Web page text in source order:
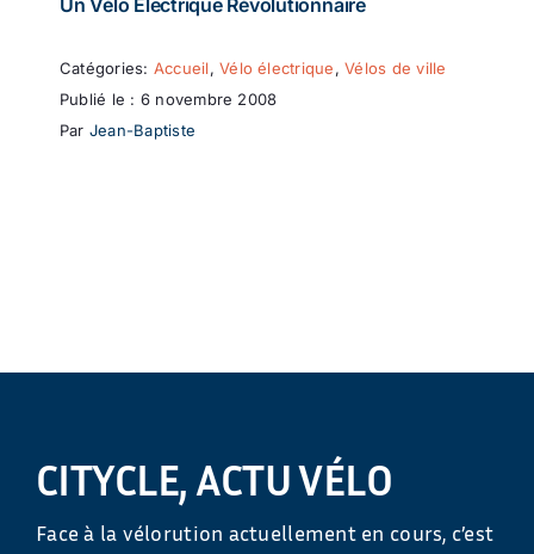
Un Vélo Électrique Révolutionnaire
Catégories: Accueil,Vélo électrique,Vélos de ville
Publié le : 6 novembre 2008
Par Jean-Baptiste
CITYCLE, ACTU VÉLO
Face à la vélorution actuellement en cours, c’est